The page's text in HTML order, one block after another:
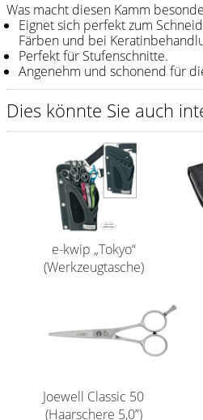
e-kwip
Joewell
Shampoo
Aromase Salon-Pro
Schleifservice
Aktuelle Informationen
Kontakt
Was macht diesen Kamm
Eignet sich perfekt zum
Färben und bei
Perfekt für Stufenschnitte.
Angenehm und schonend für
Dies könnte Sie auch
e-kwip „Tokyo“
(Werkzeugtasche)
Joewell Classic 50
(Haarschere 5,0”)